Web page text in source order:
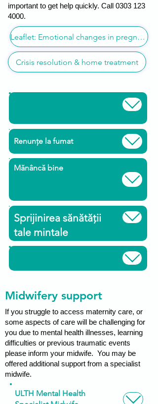
important to get help quickly. Call 0303 123
4000.
Leaflet: Emotional changes in pregnancy
Crisis resolution & home treatment
Renunțe la fumat
Mănâncă bine
Sprijinirea sănătății
tale mintale
Midwifery support
If you struggle to access maternity care, or
some aspects of care will be challenging for
you due to mental health illnesses, learning
difficulties or previous traumatic events
please inform your midwife. You may be
offered additional support from a specialist
midwife.
ULTH Mental Health